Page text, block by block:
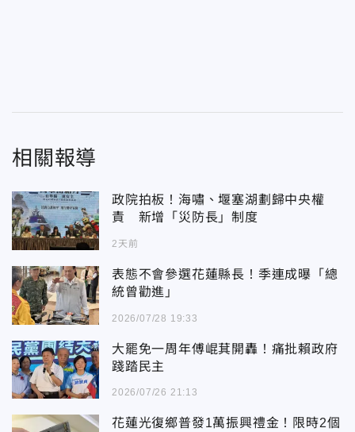
相關報導
政院拍板！海嘯、堰塞湖劃歸中央權
責 新增「災防長」制度
2天前
表態不會參選花蓮縣長！季連成曝「總
統曾勸進」
2026/07/28 19:33
大罷免一周年傅崐萁開轟！痛批賴政府
踐踏民主
2026/07/26 21:13
花蓮光復鄉普發1萬振興禮金！限時2個